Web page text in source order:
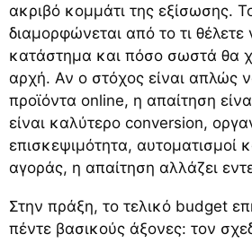
ακριβό κομμάτι της εξίσωσης.
διαμορφώνεται από το τι θέλετε
κατάστημα και πόσο σωστά θα
αρχή. Αν ο στόχος είναι απλώς
προϊόντα online, η απαίτηση
είναι καλύτερο conversion,
επισκεψιμότητα, αυτοματισμοί
αγοράς, η απαίτηση αλλάζει
Στην πράξη, το τελικό budget
πέντε βασικούς άξονες: τον